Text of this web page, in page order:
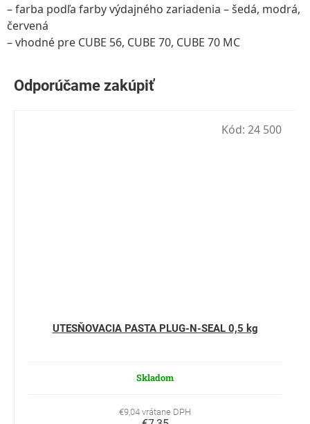
– farba podľa farby výdajného zariadenia – šedá, modrá,
červená
– vhodné pre CUBE 56, CUBE 70, CUBE 70 MC
UTESŇOVACIA PASTA PLUG-N-SEAL 0,5 kg
Skladom
€9,04 vrátane DPH
Kód: 24 500